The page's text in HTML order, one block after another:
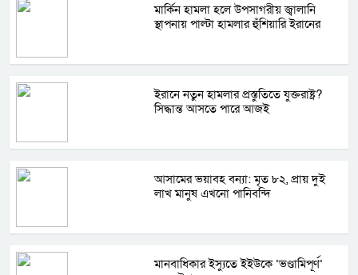
মার্কিন হামলা হলে উপসাগরীয় জ্বালানি
স্থাপনায় পাল্টা হামলার হুঁশিয়ারি ইরানের
ইরানে নতুন হামলার প্রস্তুতিতে যুক্তরাষ্ট্র?
সিদ্ধান্ত আসতে পারে আজই
আসামের ভয়াবহ বন্যা: মৃত ৮২, প্রায় দুই
লাখ মানুষ এখনো পানিবন্দি
মানবাধিকার ইস্যুতে ইইউকে ‘ভণ্ডামিপূর্ণ’